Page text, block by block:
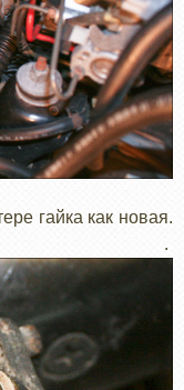
гайка как новая.
.